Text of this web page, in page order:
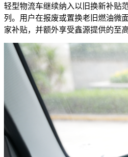
轻型物流车继续纳入以旧换新补贴
列。用户在报废或置换老旧燃油微
家补贴，并额外享受鑫源提供的至